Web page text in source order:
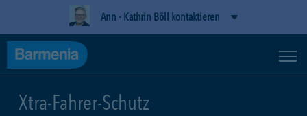
Ann - Kathrin Böll kontaktieren
Xtra-Fahrer-Schutz